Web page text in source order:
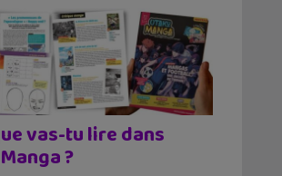
vas-tu lire dans
?